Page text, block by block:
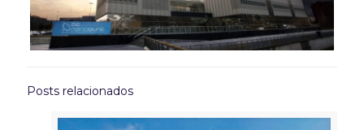
Posts relacionados